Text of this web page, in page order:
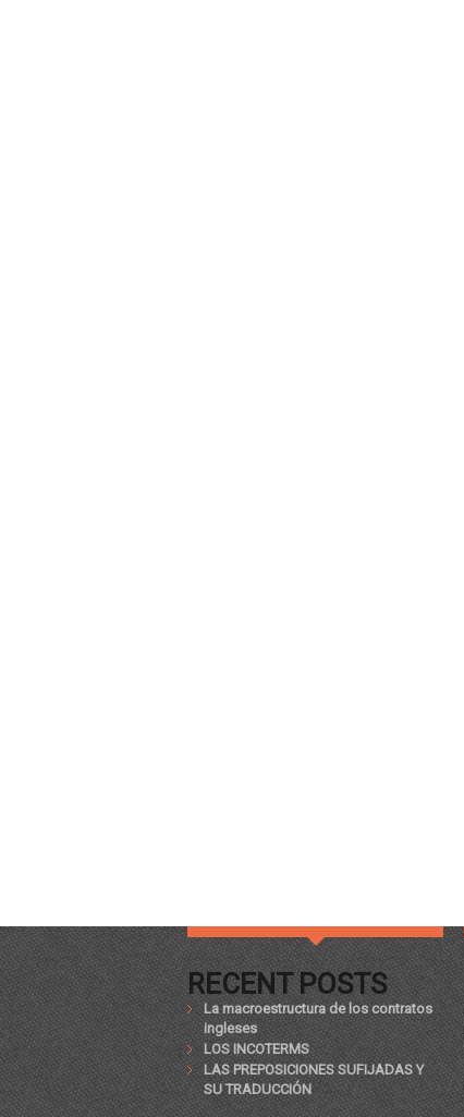
RECENT POSTS
La macroestructura de los contratos
ingleses
LOS INCOTERMS
LAS PREPOSICIONES SUFIJADAS Y
SU TRADUCCIÓN